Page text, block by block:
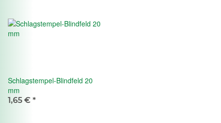
Schlagstempel-Blindfeld 20
mm
1,65 € *